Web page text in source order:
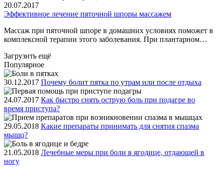
20.07.2017
Эффективное лечение пяточной шпоры массажем
Массаж при пяточной шпоре в домашних условиях поможет в
комплексной терапии этого заболевания. При плантарном…
Загрузить ещё
Популярное
30.12.2017 Почему болит пятка по утрам или после отдыха
24.07.2017 Как быстро снять острую боль при подагре во
время приступа?
29.05.2018 Какие препараты принимать для снятия спазма
мышц?
21.05.2018 Лечебные меры при боли в ягодице, отдающей в
ногу